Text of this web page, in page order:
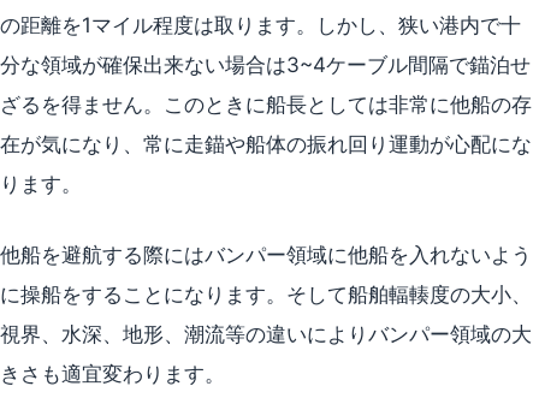
の距離を1マイル程度は取ります。しかし、狭い港内で十
分な領域が確保出来ない場合は3~4ケーブル間隔で錨泊せ
ざるを得ません。このときに船長としては非常に他船の存
在が気になり、常に走錨や船体の振れ回り運動が心配にな
ります。
他船を避航する際にはバンパー領域に他船を入れないよう
に操船をすることになります。そして船舶輻輳度の大小、
視界、水深、地形、潮流等の違いによりバンパー領域の大
きさも適宜変わります。